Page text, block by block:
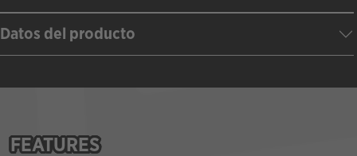
Datos del producto
FEATURES